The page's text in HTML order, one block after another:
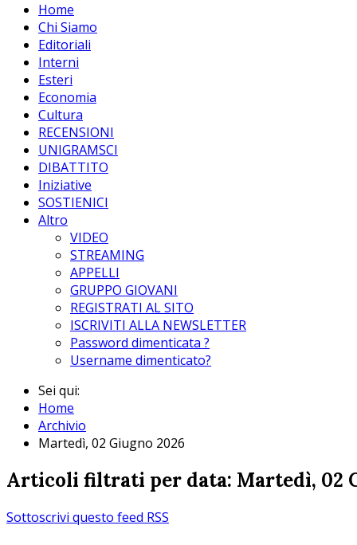
Home
Chi Siamo
Editoriali
Interni
Esteri
Economia
Cultura
RECENSIONI
UNIGRAMSCI
DIBATTITO
Iniziative
SOSTIENICI
Altro
VIDEO
STREAMING
APPELLI
GRUPPO GIOVANI
REGISTRATI AL SITO
ISCRIVITI ALLA NEWSLETTER
Password dimenticata ?
Username dimenticato?
Sei qui:
Home
Archivio
Martedì, 02 Giugno 2026
Articoli filtrati per data: Martedì, 02
Sottoscrivi questo feed RSS